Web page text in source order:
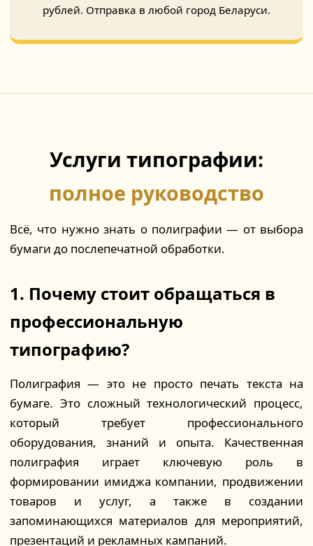
рублей. Отправка в любой город Беларуси.
Услуги типографии:
полное руководство
Всё, что нужно знать о полиграфии — от выбора
бумаги до послепечатной обработки.
1. Почему стоит обращаться в
профессиональную
типографию?
Полиграфия — это не просто печать текста на
бумаге. Это сложный технологический процесс,
который требует профессионального
оборудования, знаний и опыта. Качественная
полиграфия играет ключевую роль в
формировании имиджа компании, продвижении
товаров и услуг, а также в создании
запоминающихся материалов для мероприятий,
презентаций и рекламных кампаний.